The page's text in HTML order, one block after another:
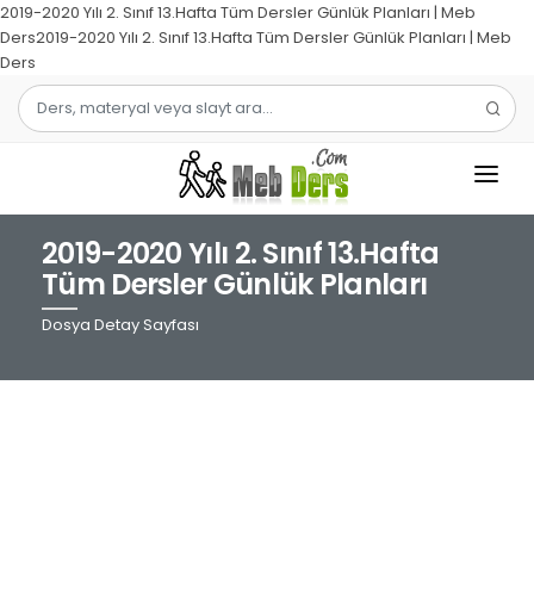
2019-2020 Yılı 2. Sınıf 13.Hafta Tüm Dersler Günlük Planları | Meb
Ders2019-2020 Yılı 2. Sınıf 13.Hafta Tüm Dersler Günlük Planları | Meb
Ders
1.SINIF
2.SINIF
2019-2020 Yılı 2. Sınıf 13.Hafta
Tüm Dersler Günlük Planları
Dosya Detay Sayfası